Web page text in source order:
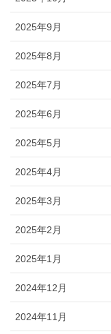
2025年9月
2025年8月
2025年7月
2025年6月
2025年5月
2025年4月
2025年3月
2025年2月
2025年1月
2024年12月
2024年11月